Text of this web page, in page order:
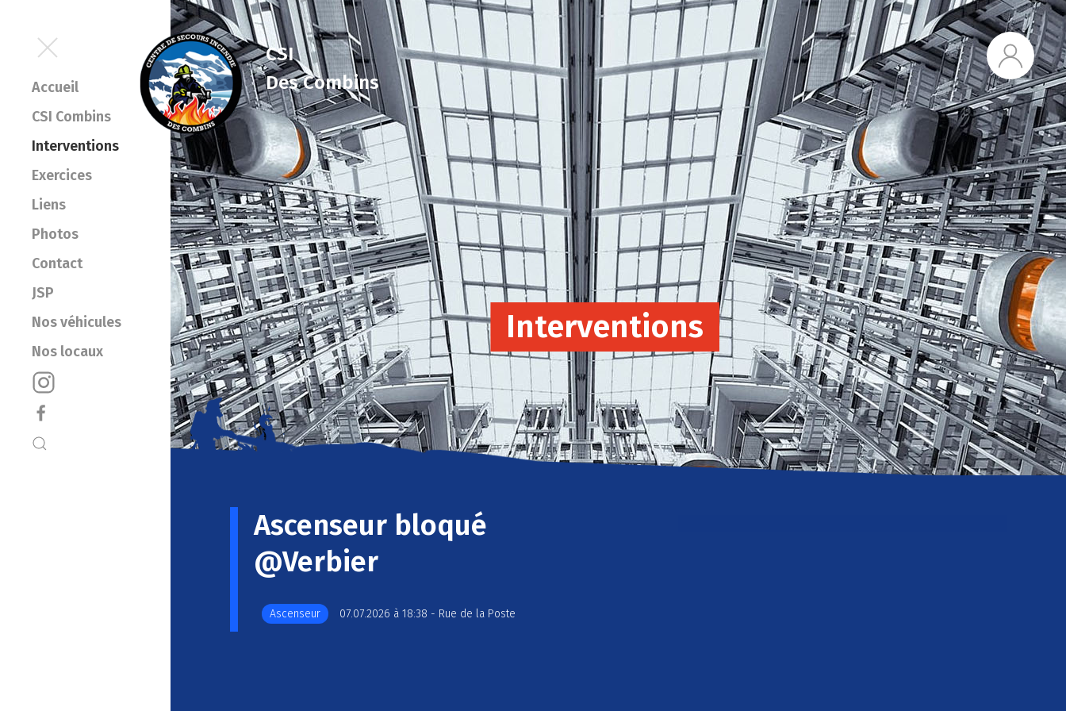
Accueil
CSI Combins
Interventions
Exercices
Liens
Photos
Contact
JSP
Nos véhicules
Nos locaux
CSI
Des Combins
Interventions
Ascenseur bloqué
@Verbier
Ascenseur 07.07.2026 à 18:38 - Rue de la Poste